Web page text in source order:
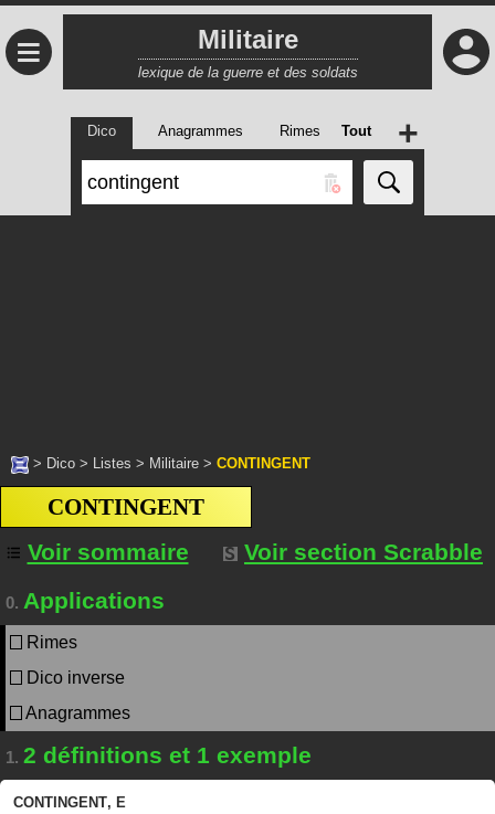
≡ Militaire
lexique de la guerre et des soldats
Dico Anagrammes Rimes Tout +
> Dico > Listes > Militaire > CONTINGENT
CONTINGENT
Voir sommaire
Voir section Scrabble
0. Applications
Rimes
Dico inverse
Anagrammes
1. 2 définitions et 1 exemple
CONTINGENT, E